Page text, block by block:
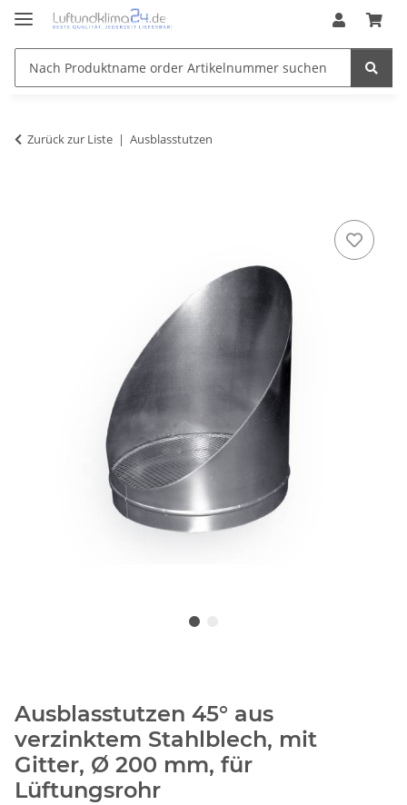
Zurück zur Liste Ausblasstutzen
Ausblasstutzen 45° aus
verzinktem Stahlblech, mit
Gitter, Ø 200 mm, für
Lüftungsrohr